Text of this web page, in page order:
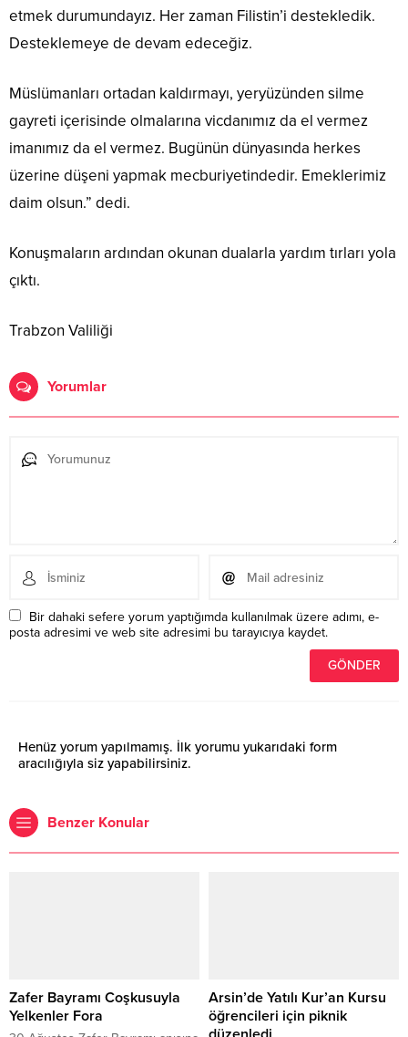
etmek durumundayız. Her zaman Filistin’i destekledik.
Desteklemeye de devam edeceğiz.
Müslümanları ortadan kaldırmayı, yeryüzünden silme
gayreti içerisinde olmalarına vicdanımız da el vermez
imanımız da el vermez. Bugünün dünyasında herkes
üzerine düşeni yapmak mecburiyetindedir. Emeklerimiz
daim olsun.” dedi.
Konuşmaların ardından okunan dualarla yardım tırları yola
çıktı.
Trabzon Valiliği
Yorumlar
Bir dahaki sefere yorum yaptığımda kullanılmak üzere adımı, e-
posta adresimi ve web site adresimi bu tarayıcıya kaydet.
Henüz yorum yapılmamış. İlk yorumu yukarıdaki form
aracılığıyla siz yapabilirsiniz.
Benzer Konular
Zafer Bayramı Coşkusuyla
Yelkenler Fora
Arsin’de Yatılı Kur’an Kursu
öğrencileri için piknik